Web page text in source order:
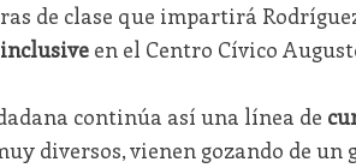
de clase que impartirá
en el Centro Cívico
continúa así una línea de
diversos, vienen gozando de